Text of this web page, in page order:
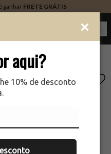
aqui?
10% de desconto
ganhar FRETE GRÁTIS